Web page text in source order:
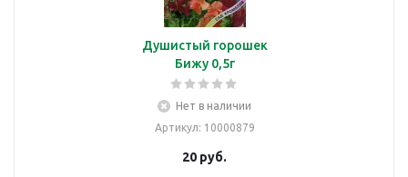
Душистый горошек
Бижу 0,5г
Нет в наличии
Артикул: 10000879
20 руб.